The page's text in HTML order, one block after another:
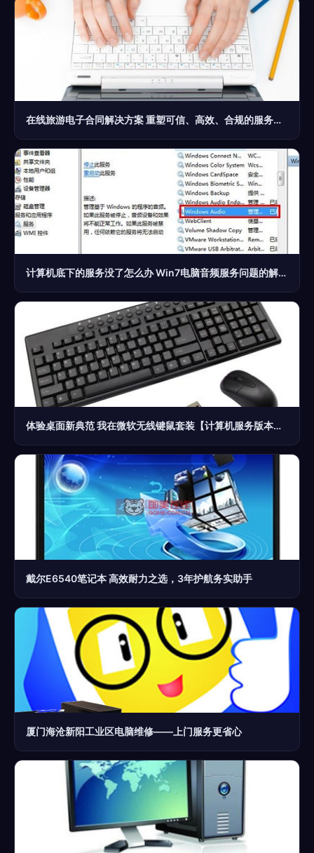
在线旅游电子合同解决方案 重塑可信、高效、合规的服务体系
计算机底下的服务没了怎么办 Win7电脑音频服务问题的解决指南
体验桌面新典范 我在微软无线键鼠套装【计算机服务版本】中的流畅满足感
戴尔E6540笔记本 高效耐力之选，3年护航务实助手
厦门海沧新阳工业区电脑维修——上门服务更省心